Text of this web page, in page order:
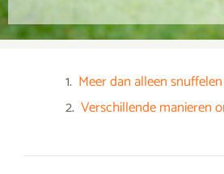
Meer dan alleen snuffelen
Verschillende manieren